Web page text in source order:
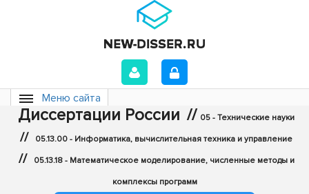
Меню сайта
Диссертации России // 05 - Технические науки
// 05.13.00 - Информатика, вычислительная техника и управление
// 05.13.18 - Математическое моделирование, численные методы и
комплексы программ